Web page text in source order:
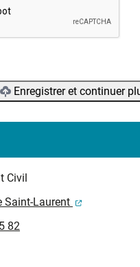
Enregistrer et continuer
complémentaires
Civil
Saint-Laurent
(ouverture
82